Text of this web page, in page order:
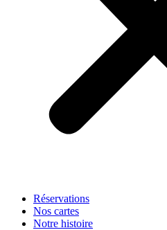
Réservations
Nos cartes
Notre histoire